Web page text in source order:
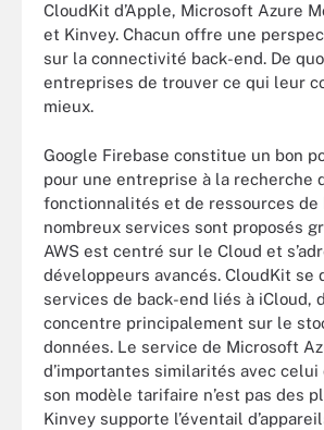
CloudKit d’Apple, Microsoft Azure
et Kinvey. Chacun offre une
sur la connectivité back-end. De
entreprises de trouver ce qui leur
mieux.
Google Firebase constitue un bon
pour une entreprise à la recherche
fonctionnalités et de ressources de
nombreux services sont proposés
AWS est centré sur le Cloud et
développeurs avancés. CloudKit se
services de back-end liés à iCloud,
concentre principalement sur le
données. Le service de Microsoft
d’importantes similarités avec celui
son modèle tarifaire n’est pas des
Kinvey supporte l’éventail